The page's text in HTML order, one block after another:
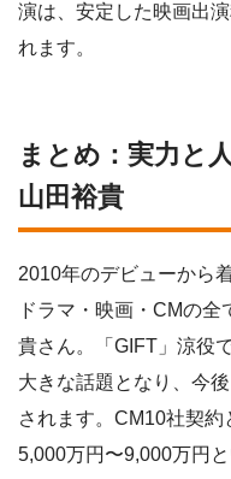
演は、安定した映画出
れます。
まとめ：実力と
山田裕貴
2010年のデビューから
ドラマ・映画・CMの
貴さん。「GIFT」涼役
大きな話題となり、今
されます。CM10社契
5,000万円〜9,000万円